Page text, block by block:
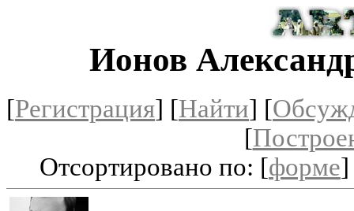
Ионов
[Регистрация] [Найти] [
[
Отсортировано по: [форме